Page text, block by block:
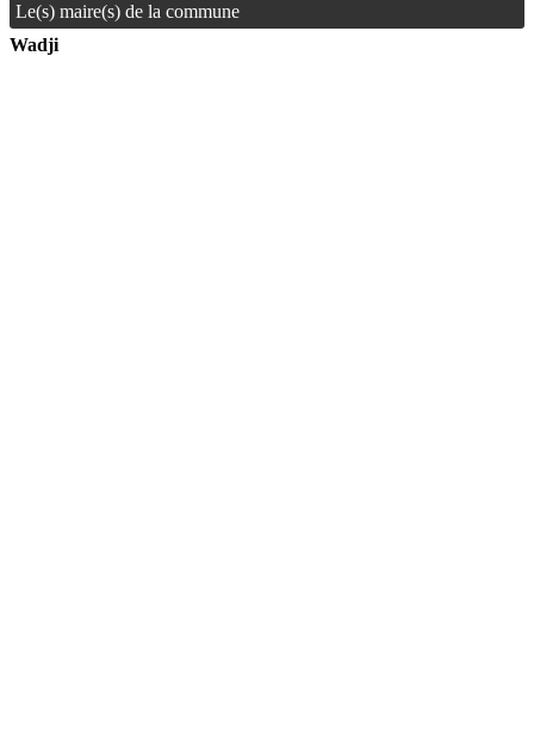
Le(s) maire(s) de la commune
Wadji